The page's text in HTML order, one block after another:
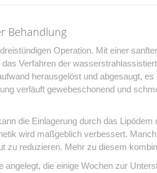
Behandlung
Operation. Mit einer
Verfahren der
herausgelöst und abgesaugt,
verläuft gewebeschonend und
die Einlagerung durch das Lipödem
wird maßgeblich verbessert.
zu reduzieren. Mehr zu diesem
die einige Wochen zur